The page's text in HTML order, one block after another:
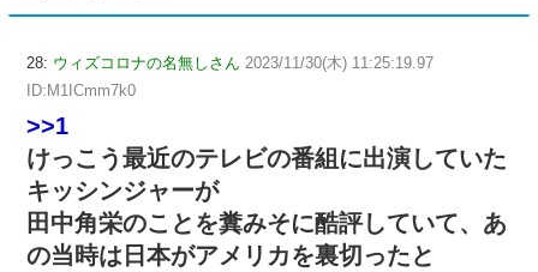
28: ウィズコロナの名無しさん 2023/11/30(木) 11:25:19.97
ID:M1ICmm7k0
>>1
けっこう最近のテレビの番組に出演していた
キッシンジャーが
田中角栄のことを糞みそに酷評していて、あ
の当時は日本がアメリカを裏切ったと